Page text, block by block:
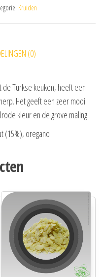
Kruiden
(0)
Turkse keuken, heeft een
Het geeft een zeer mooi
kleur en de grove maling
(15%), oregano